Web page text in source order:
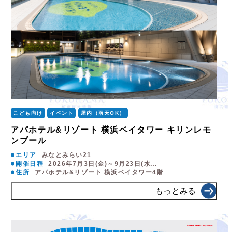
こども向け イベント 屋内（雨天OK）
アパホテル&リゾート 横浜ベイタワー キリンレモ
ンプール
エリア
みなとみらい21
開催日程
2026年7月3日(金)～9月23日(水…
住所
アパホテル&リゾート 横浜ベイタワー4階
もっとみる